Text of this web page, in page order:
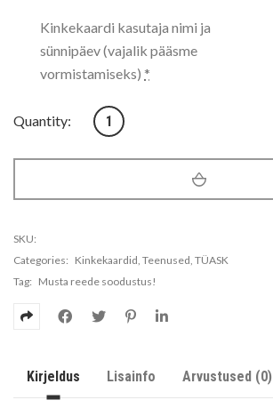
Kinkekaardi kasutaja nimi ja
sünnipäev (vajalik pääsme
vormistamiseks) *
Quantity: Jõusaali kinkekaardid kogus
SKU:
Categories: Kinkekaardid Teenused TÜASK
Tag: Musta reede soodustus!
Kirjeldus Lisainfo Arvustused (0)